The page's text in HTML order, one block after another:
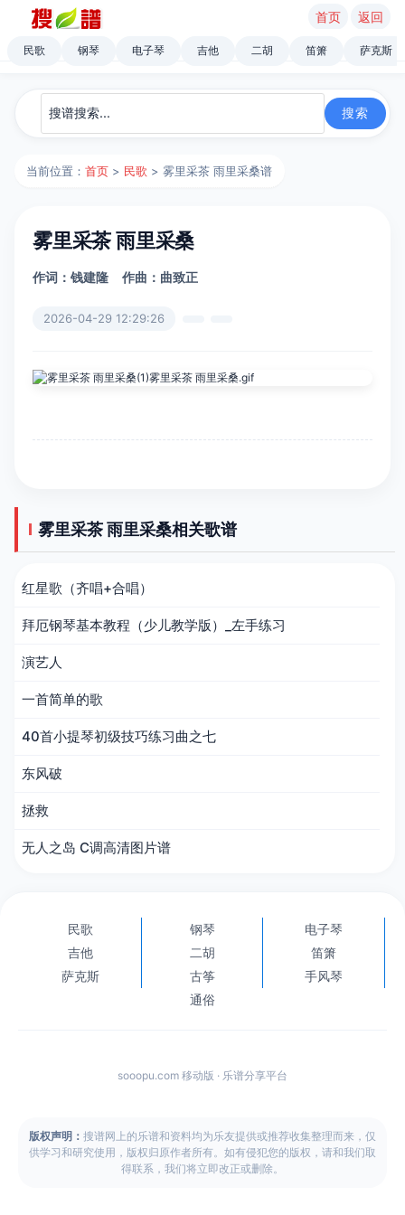
首页 返回
民歌 钢琴 电子琴 吉他 二胡 笛箫 萨克斯
当前位置：首页 > 民歌 > 雾里采茶 雨里采桑谱
雾里采茶 雨里采桑
作词：钱建隆 作曲：曲致正
2026-04-29 12:29:26
雾里采茶 雨里采桑相关歌谱
红星歌（齐唱+合唱）
拜厄钢琴基本教程（少儿教学版）_左手练习
演艺人
一首简单的歌
40首小提琴初级技巧练习曲之七
东风破
拯救
无人之岛 C调高清图片谱
民歌 钢琴
电子琴
吉他
二胡
笛箫
萨克斯
古筝
手风琴
通俗
sooopu.com 移动版 · 乐谱分享平台
版权声明： 搜谱网上的乐谱和资料均为乐友提供或推荐收集整理而来，仅
供学习和研究使用，版权归原作者所有。如有侵犯您的版权，请和我们取
得联系，我们将立即改正或删除。